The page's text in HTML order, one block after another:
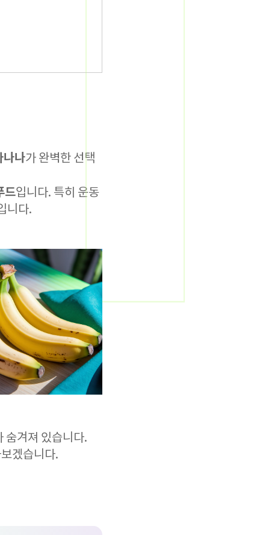
나나가 완벽한 선택
드입니다. 특히 운동
니다.
숨겨져 있습니다.
겠습니다.